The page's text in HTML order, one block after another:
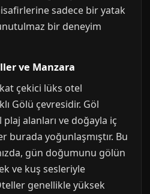
sadece bir yatak
bir deneyim
ve Manzara
çekici lüks otel
Gölü çevresidir. Göl
plaj alanları ve doğayla iç
burada yoğunlaşmıştır. Bu
gün doğumunu gölün
ve kuş sesleriyle
genellikle yüksek